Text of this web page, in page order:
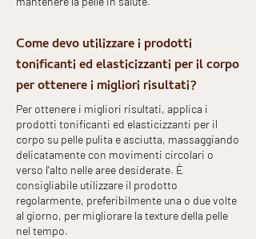
Come devo utilizzare i prodotti
tonificanti ed elasticizzanti per il corpo
per ottenere i migliori risultati?
Per ottenere i migliori risultati, applica i
prodotti tonificanti ed elasticizzanti per il
corpo su pelle pulita e asciutta, massaggiando
delicatamente con movimenti circolari o
verso l'alto nelle aree desiderate. È
consigliabile utilizzare il prodotto
regolarmente, preferibilmente una o due volte
al giorno, per migliorare la texture della pelle
nel tempo.